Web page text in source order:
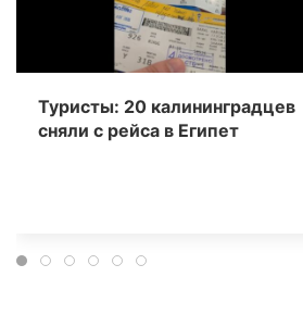
Туристы: 20 калининградцев
сняли с рейса в Египет